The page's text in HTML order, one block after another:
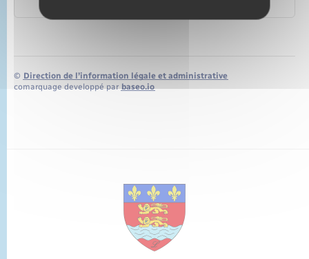
© Direction de l’information légale et administrative
comarquage developpé parbaseo.io